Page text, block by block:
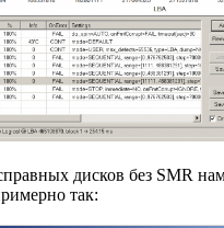
дисков без SMR
так: